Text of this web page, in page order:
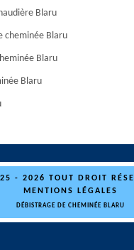
Blaru
cheminée Blaru
Blaru
Blaru
- 2026 TOUT DROIT
MENTIONS LÉGALES
DÉBISTRAGE DE CHEMINÉE BLARU